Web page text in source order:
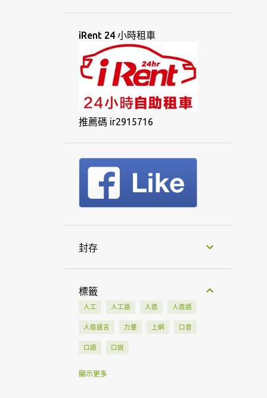
iRent 24 小時租車
推薦碼 ir2915716
封存
標籤
人工 人工語 人造 人造語
人造語言 力量 上網 口音
口語 口說
顯示更多